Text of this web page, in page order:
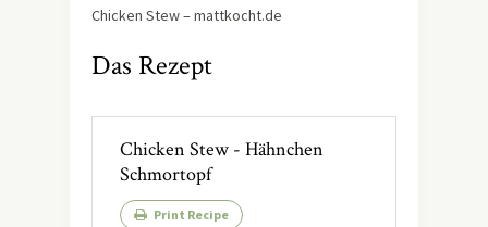
Chicken Stew – mattkocht.de
Das Rezept
Chicken Stew - Hähnchen
Schmortopf
Print Recipe